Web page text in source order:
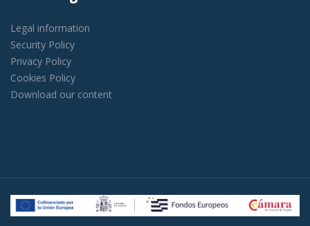
Legal information
Security Policy
Privacy Policy
Cookies Policy
Download our content